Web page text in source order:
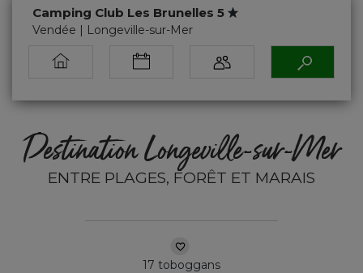
Camping Club Les Brunelles 5
Vendée | Longeville-sur-Mer
Destination Longeville-sur-Mer
ENTRE PLAGES, FORÊT ET MARAIS
17 toboggans